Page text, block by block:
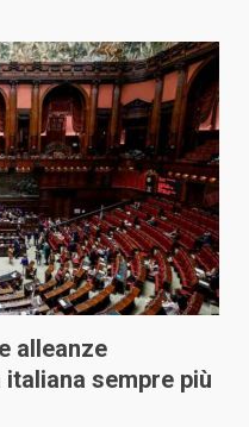
alleanze
sempre più